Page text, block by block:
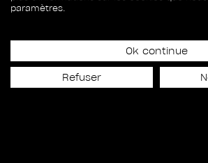
17
CAPTURES
paramètres.
Ok continue
Refuser